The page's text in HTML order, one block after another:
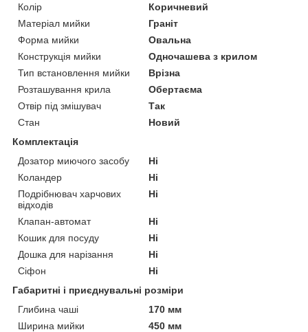
Колір
Коричневий
Матеріал мийки
Граніт
Форма мийки
Овальна
Конструкція мийки
Одночашева з крилом
Тип встановлення мийки
Врізна
Розташування крила
Обертаєма
Отвір під змішувач
Так
Стан
Новий
Комплектація
Дозатор миючого засобу
Ні
Коландер
Ні
Подрібнювач харчових
відходів
Ні
Клапан-автомат
Ні
Кошик для посуду
Ні
Дошка для нарізання
Ні
Сіфон
Ні
Габаритні і приєднувальні розміри
Глибина чаші
170 мм
Ширина мийки
450 мм